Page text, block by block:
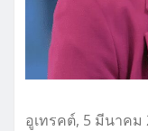
อูเทรคต์, 5 มีนาคม